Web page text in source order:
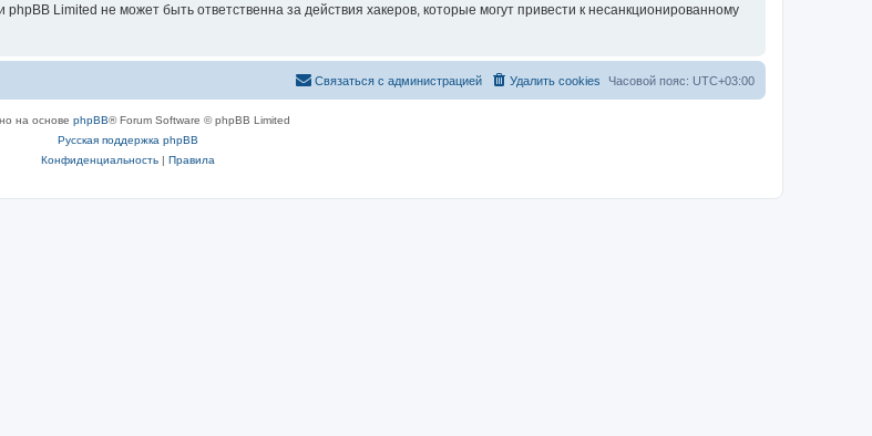
Limited не может быть ответственна за действия хакеров, которые могут привести к несанкционированному
Часовой пояс: UTC+03:00
Удалить cookies
Связаться с администрацией
на основе phpBB® Forum Software © phpBB Limited
Русская поддержка phpBB
Конфиденциальность| Правила